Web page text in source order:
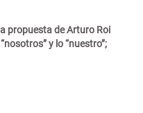
propuesta de Arturo Roi
y lo “nuestro”;